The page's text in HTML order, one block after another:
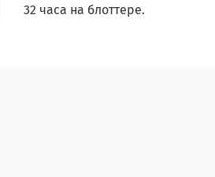
32 часа на блоттере.